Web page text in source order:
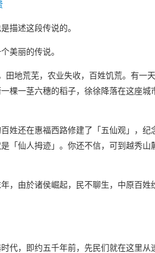
描述这段传说的。
美丽的传说。
地荒芜，农业失收，百姓饥荒。有一天
棵一茎六穗的稻子，徐徐降落在这座城
姓还在惠福西路修建了「五仙观」，纪
「仙人拇迹」。你还不信，可到越秀山
，由於诸侯崛起，民不聊生，中原百姓
代，即约五千年前，先民们就在这里从